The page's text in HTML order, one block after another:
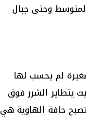
وحتى جبال
صغيرة لم يحسب لها
يتطاير الشرر فوق
حافة الهاوية هي